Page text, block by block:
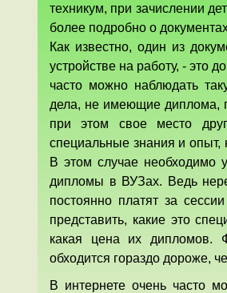
техникум, при зачислении
более подробно о
Как известно, один из
устройстве на работу, - это
часто можно наблюдать
дела, не имеющие диплома,
при этом свое место
специальные знания и
В этом случае необходимо
дипломы в ВУЗах. Ведь
постоянно платят за
представить, какие это
какая цена их дипломов.
обходится гораздо дороже,
В интернете очень часто